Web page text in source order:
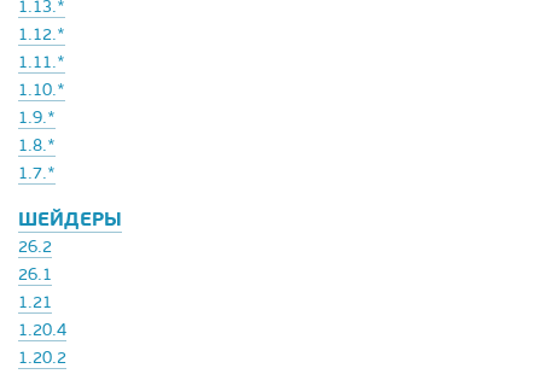
1.13.*
1.12.*
1.11.*
1.10.*
1.9.*
1.8.*
1.7.*
ШЕЙДЕРЫ
26.2
26.1
1.21
1.20.4
1.20.2